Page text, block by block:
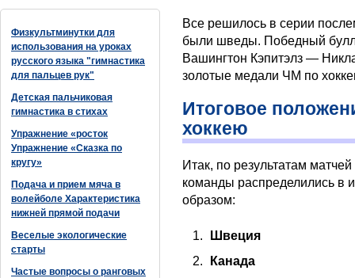
Физкультминутки для
использования на уроках
русского языка "гимнастика
для пальцев рук"
Детская пальчиковая
гимнастика в стихах
Упражнение «росток
Упражнение «Сказка по
кругу»
Подача и прием мяча в
волейболе Характеристика
нижней прямой подачи
Веселые экологические
старты
Частые вопросы о ранговых
Все решилось в серии
были шведы. Победный
Вашингтон Кэпитэлз —
золотые медали ЧМ по
Итоговое
хоккею
Итак, по результатам
команды распределились в
образом:
Швеция
Канада